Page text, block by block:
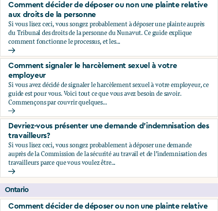
Comment décider de déposer ou non une plainte relative
aux droits de la personne
Si vous lisez ceci, vous songez probablement à déposer une plainte auprès
du Tribunal des droits de la personne du Nunavut. Ce guide explique
comment fonctionne le processus, et les...
Comment décider de déposer ou non une plainte relative
Comment signaler le harcèlement sexuel à votre
employeur
Si vous avez décidé de signaler le harcèlement sexuel à votre employeur, ce
guide est pour vous. Voici tout ce que vous avez besoin de savoir.
Commençons par couvrir quelques...
Comment signaler le harcèlement sexuel à votre employeur
Devriez-vous présenter une demande d’indemnisation des
travailleurs?
Si vous lisez ceci, vous songez probablement à déposer une demande
auprès de la Commission de la sécurité au travail et de l’indemnisation des
travailleurs parce que vous voulez être...
Devriez-vous présenter une demande d’indemnisation des
Ontario
Comment décider de déposer ou non une plainte relative